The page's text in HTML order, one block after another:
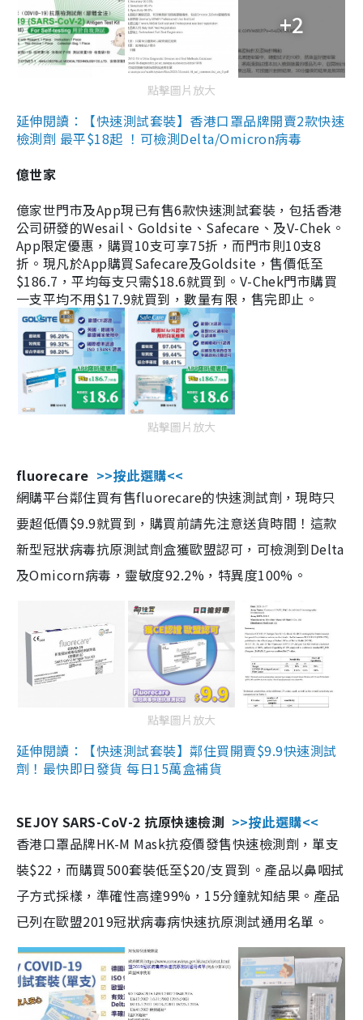
+2
點擊圖片放大
延伸閱讀：【快速測試套裝】香港口罩品牌開賣2款快速
檢測劑 最平$18起 ！可檢測Delta/Omicron病毒
億世家
億家世門市及App現已有售6款快速測試套裝，包括香港
公司研發的Wesail、Goldsite、Safecare、及V-Chek。
App限定優惠，購買10支可享75折，而門市則10支8
折。現凡於App購買Safecare及Goldsite，售價低至
$186.7，平均每支只需$18.6就買到。V-Chek門市購買
一支平均不用$17.9就買到，數量有限，售完即止。
點擊圖片放大
fluorecare >>按此選購<<
網購平台鄰住買有售fluorecare的快速測試劑，現時只
要超低價$9.9就買到，購買前請先注意送貨時間！這款
新型冠狀病毒抗原測試劑盒獲歐盟認可，可檢測到Delta
及Omicorn病毒，靈敏度92.2%，特異度100%。
點擊圖片放大
延伸閱讀：【快速測試套裝】鄰住買開賣$9.9快速測試
劑！最快即日發貨 每日15萬盒補貨
SEJOY SARS-CoV-2 抗原快速檢測 >>按此選購<<
香港口罩品牌HK-M Mask抗疫價發售快速檢測劑，單支
裝$22，而購買500套裝低至$20/支買到。產品以鼻咽拭
子方式採樣，準確性高達99%，15分鐘就知結果。產品
已列在歐盟2019冠狀病毒病快速抗原測試通用名單。